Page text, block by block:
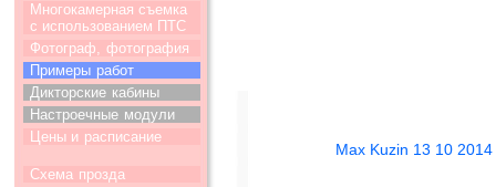
Многокамерная съемка
с использованием ПТС
Фотограф, фотография
Примеры работ
Дикторские кабины
Настроечные модули
Цены и расписание
Схема прозда
Max Kuzin 13 10